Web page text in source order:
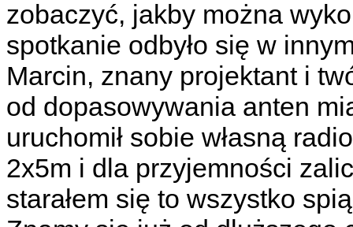
zobaczyć, jakby można
spotkanie odbyło się w
Marcin, znany projektant i
od dopasowywania anten
uruchomił sobie własną
2x5m i dla przyjemności
starałem się to wszystko